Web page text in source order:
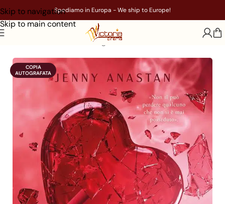
Skip to navigation
Skip to main content
Spediamo in Europa - We ship to Europe!
Young Adult
COPIA
AUTOGRAFATA